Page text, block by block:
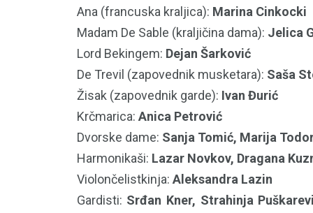
Ana (francuska kraljica): Marina Cinkocki
Madam De Sable (kraljičina dama): Jelica
Lord Bekingem: Dejan Šarković
De Trevil (zapovednik musketara): Saša
Žisak (zapovednik garde): Ivan Đurić
Krčmarica: Anica Petrović
Dvorske dame: Sanja Tomić, Marija
Harmonikaši: Lazar Novkov, Dragana
Violončelistkinja: Aleksandra Lazin
Gardisti: Srđan Kner, Strahinja